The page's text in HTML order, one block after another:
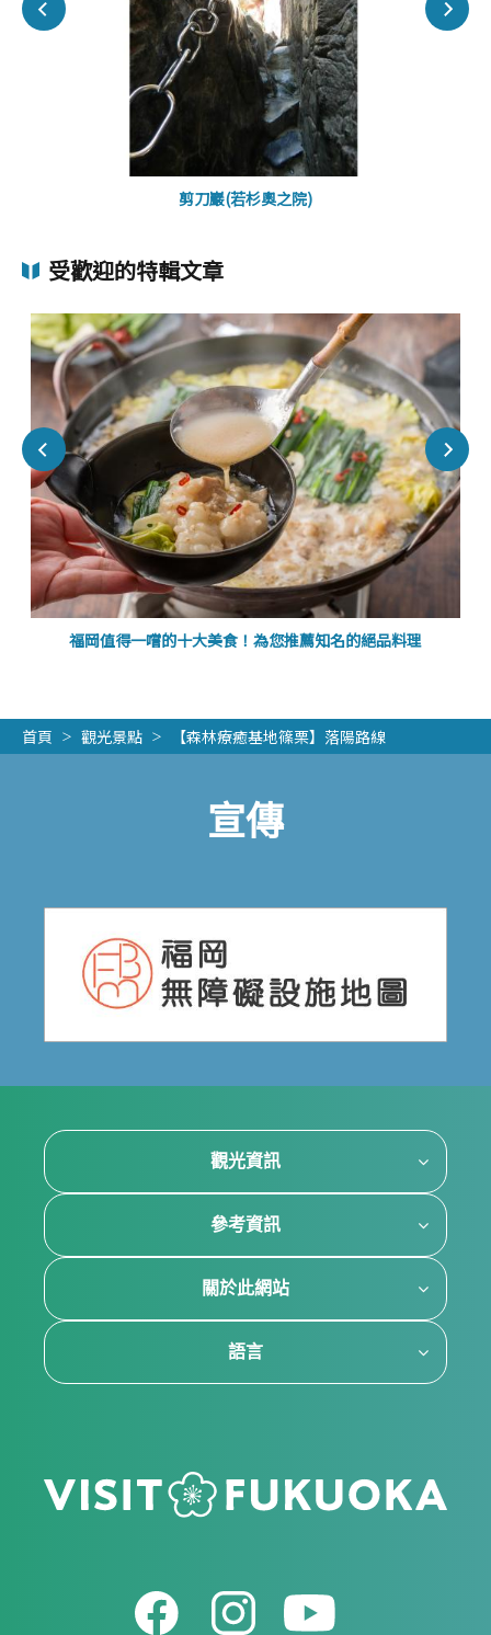
剪刀巖(若杉奧之院)
受歡迎的特輯文章
福岡值得一嚐的十大美食！為您推薦知名的絕品料理
首頁 觀光景點 【森林療癒基地篠栗】落陽路線
宣傳
觀光資訊
參考資訊
關於此網站
語言